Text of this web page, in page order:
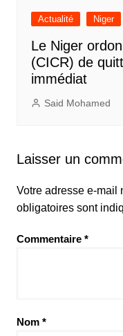
Actualité Niger
Le Niger
(CICR) de
immédiat
Said Mohamed
Laisser un
Votre adresse e-mail
obligatoires sont
Commentaire *
Nom *